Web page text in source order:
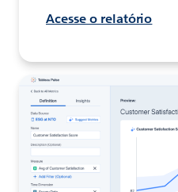
Acesse o relatório